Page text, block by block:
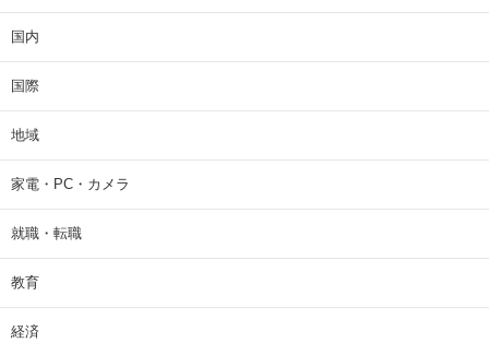
国内
国際
地域
家電・PC・カメラ
就職・転職
教育
経済